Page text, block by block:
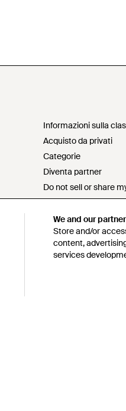
We and our
Store and/or
content,
services
Informazioni sulla
Acquisto da privati
Categorie
Diventa partner
Do not sell or share
Dichiarazione sulla
Dichiarazione s172
Politica
Codice di condotta